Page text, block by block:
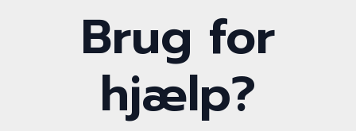
Brug for
hjælp?